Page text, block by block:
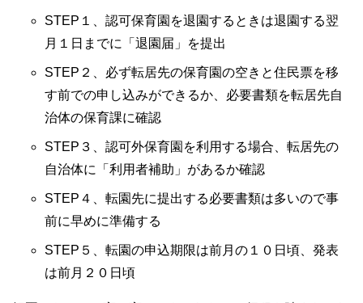
STEP１、認可保育園を退園するときは退園する翌
月１日までに「退園届」を提出
STEP２、必ず転居先の保育園の空きと住民票を移
す前での申し込みができるか、必要書類を転居先自
治体の保育課に確認
STEP３、認可外保育園を利用する場合、転居先の
自治体に「利用者補助」があるか確認
STEP４、転園先に提出する必要書類は多いので事
前に早めに準備する
STEP５、転園の申込期限は前月の１０日頃、発表
は前月２０日頃